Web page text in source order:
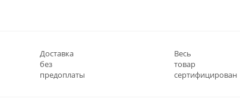
Доставка
без
предоплаты
Весь
товар
сертифицирован